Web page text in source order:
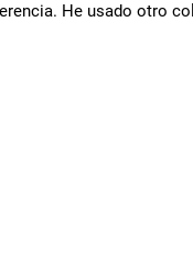
He usado otro